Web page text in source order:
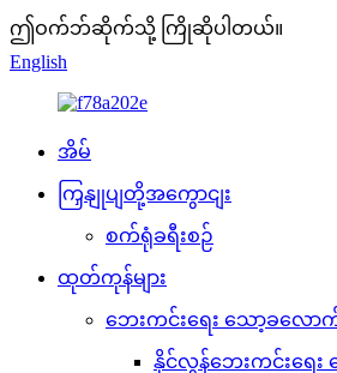
ဤဝက်ဘ်ဆိုက်သို့ ကြိုဆိုပါတယ်။
English
အိမ်
ကြှနျုပျတို့အကွောငျး
စက်ရုံခရီးစဉ်
ထုတ်ကုန်များ
ဘေးကင်းရေး သော့ခလော
နိုင်လွန်ဘေးကင်းရေး